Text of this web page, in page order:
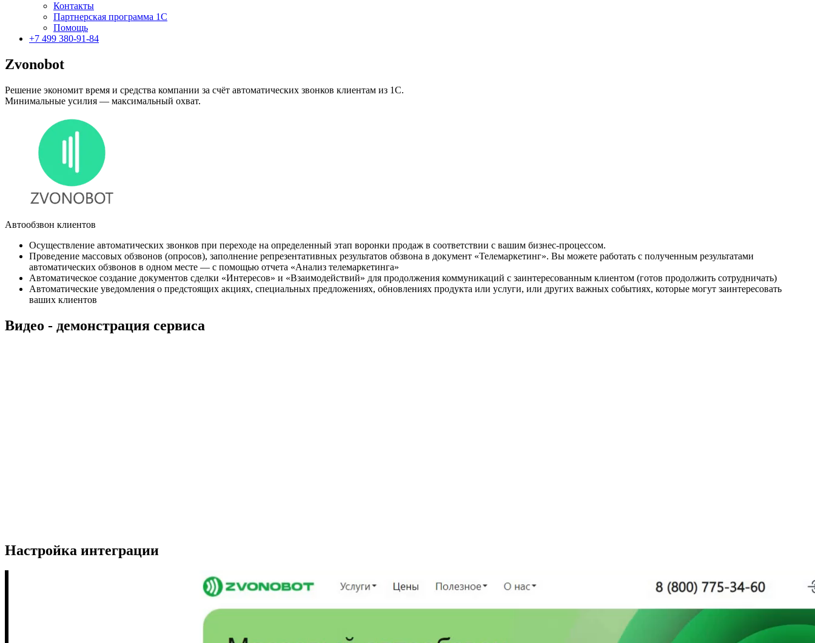
Контакты
Партнерская программа 1С
Помощь
+7 499 380-91-84
Zvonobot
Решение экономит время и средства компании за счёт автоматических звонков клиентам из 1С.
Минимальные усилия — максимальный охват.
Автообзвон клиентов
Осуществление автоматических звонков при переходе на определенный этап воронки продаж в соответствии с вашим бизнес-процессом.
Проведение массовых обзвонов (опросов), заполнение репрезентативных результатов обзвона в документ «Телемаркетинг». Вы можете работать с полученным результатами
автоматических обзвонов в одном месте — с помощью отчета «Анализ телемаркетинга»
Автоматическое создание документов сделки «Интересов» и «Взаимодействий» для продолжения коммуникаций с заинтересованным клиентом (готов продолжить сотрудничать)
Автоматические уведомления о предстоящих акциях, специальных предложениях, обновлениях продукта или услуги, или других важных событиях, которые могут заинтересовать
ваших клиентов
Видео - демонстрация сервиса
Настройка интеграции